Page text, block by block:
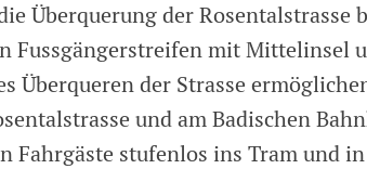
Überquerung der Rosentalstrasse
Fussgängerstreifen mit Mittelinsel
Überqueren der Strasse
und am Badischen
Fahrgäste stufenlos ins Tram und